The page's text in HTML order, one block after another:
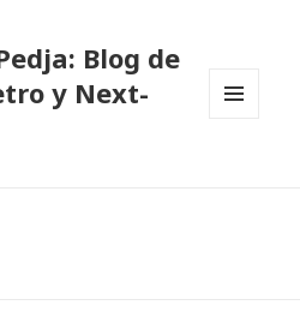
Blog de
y Next-